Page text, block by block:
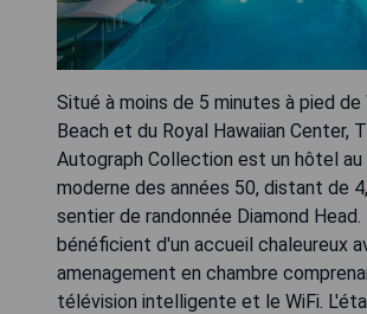
Situé à moins de 5 minutes à pied de
Beach et du Royal Hawaiian Center,
Autograph Collection est un hôtel au
moderne des années 50, distant de
sentier de randonnée Diamond
bénéficient d'un accueil chaleureux
amenagement en chambre
télévision intelligente et le WiFi.